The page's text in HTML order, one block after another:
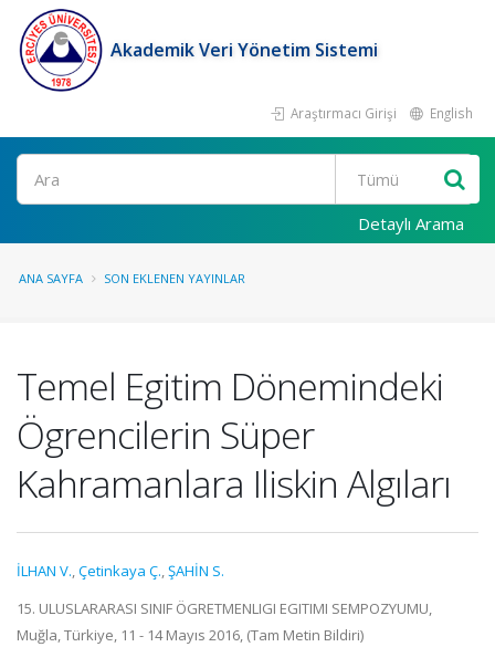
Akademik Veri Yönetim Sistemi
Araştırmacı Girişi English
Ara
Detaylı Arama
ANA SAYFA SON EKLENEN YAYINLAR
Temel Egitim Dönemindeki
Ögrencilerin Süper
Kahramanlara Iliskin Algıları
İLHAN V.,Çetinkaya Ç.,ŞAHİN S.
15. ULUSLARARASI SINIF ÖGRETMENLIGI EGITIMI SEMPOZYUMU,
Muğla, Türkiye, 11 - 14 Mayıs 2016, (Tam Metin Bildiri)